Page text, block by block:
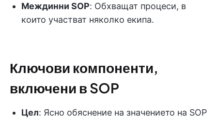
Междинни SOP: Обхващат процеси, в
които участват няколко екипа.
Ключови компоненти,
включени в SOP
Цел: Ясно обяснение на значението на SOP